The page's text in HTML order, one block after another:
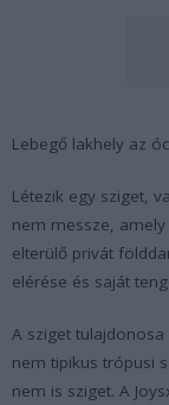
Lebegő lakhely az
Létezik egy sziget,
nem messze,
elterülő privát
elérése és saját
A sziget
nem tipikus trópusi
nem is sziget. A